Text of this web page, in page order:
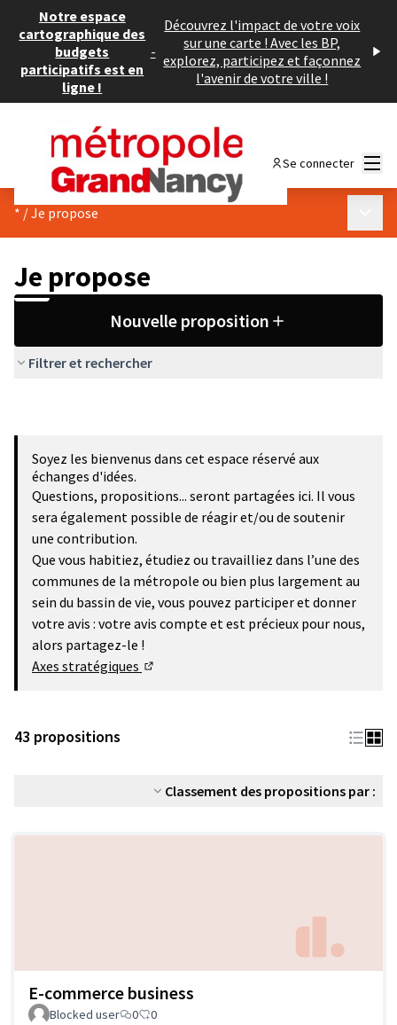
Notre espace
cartographique des
budgets
participatifs est en
ligne !
-
Découvrez l'impact de votre voix
sur une carte ! Avec les BP,
explorez, participez et façonnez
l'avenir de votre ville !
Se connecter
* /Je propose
Je propose
Nouvelle proposition
Filtrer et rechercher
Soyez les bienvenus dans cet espace réservé aux
échanges d'idées.
Questions, propositions... seront partagées ici. Il vous
sera également possible de réagir et/ou de soutenir
une contribution.
Que vous habitiez, étudiez ou travailliez dans l’une des
communes de la métropole ou bien plus largement au
sein du bassin de vie, vous pouvez participer et donner
votre avis : votre avis compte et est précieux pour nous,
alors partagez-le !
Axes stratégiques
43 propositions
Classement des propositions par :
E-commerce business
Blocked user 0 0